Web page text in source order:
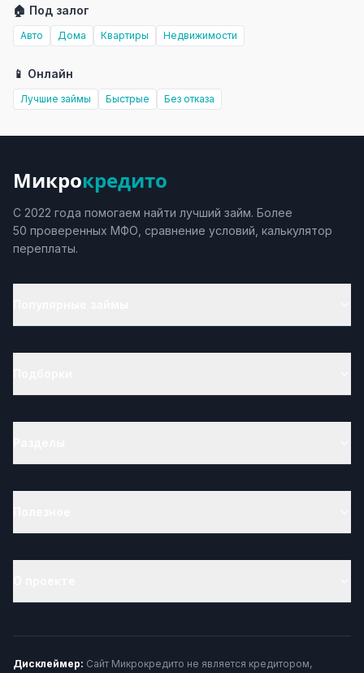
🏠 Под залог
Авто Дома Квартиры Недвижимости
📱 Онлайн
Лучшие займы Быстрые Без отказа
Микрокредито
С 2022 года помогаем найти лучший займ. Более
50 проверенных МФО, сравнение условий, калькулятор
переплаты.
Дисклеймер: Сайт Микрокредито не является кредитором,